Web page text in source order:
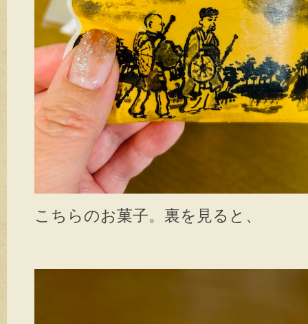
こちらのお菓子。裏を見ると、